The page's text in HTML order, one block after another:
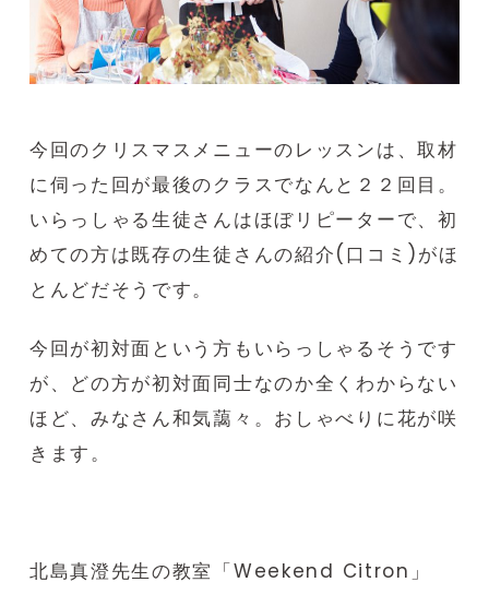
今回のクリスマスメニューのレッスンは、取材
に伺った回が最後のクラスでなんと２２回目。
いらっしゃる生徒さんはほぼリピーターで、初
めての方は既存の生徒さんの紹介(口コミ)がほ
とんどだそうです。
今回が初対面という方もいらっしゃるそうです
が、どの方が初対面同士なのか全くわからない
ほど、みなさん和気藹々。おしゃべりに花が咲
きます。
北島真澄先生の教室「Weekend Citron」